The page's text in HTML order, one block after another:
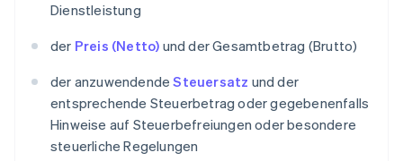
Dienstleistung
der Preis (Netto) und der Gesamtbetrag (Brutto)
der anzuwendendeSteuersatz und der
entsprechende Steuerbetrag oder gegebenenfalls
Hinweise auf Steuerbefreiungen oder besondere
steuerliche Regelungen